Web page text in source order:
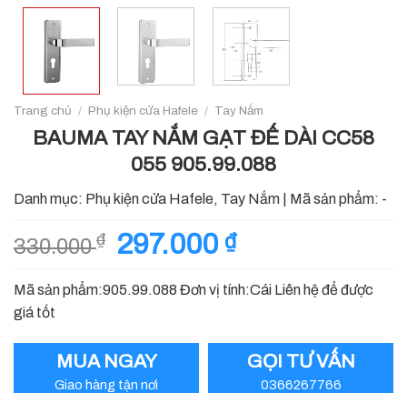
Trang chủ / Phụ kiện cửa Hafele / Tay Nắm
BAUMA TAY NẮM GẠT ĐẾ DÀI CC58
055 905.99.088
Danh mục: Phụ kiện cửa Hafele, Tay Nắm Mã sản phẩm: -
330.000₫
Giá
là:
297.000 ₫Giá
tại
Mã sản phẩm:905.99.088 Đơn vị tính:Cái Liên hệ để được
giá tốt
MUA NGAY
Giao hàng tận nơi
GỌI TƯ VẤN
0366267766